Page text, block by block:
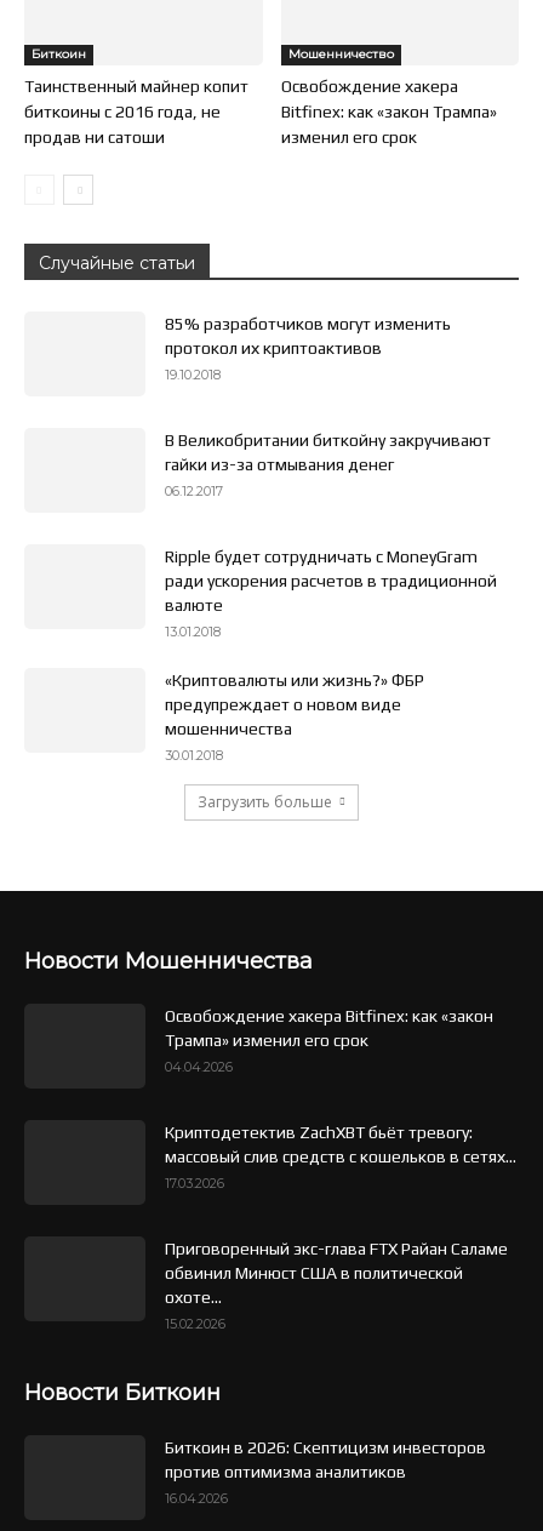
Биткоин
Таинственный майнер копит
биткоины с 2016 года, не
продав ни сатоши
Мошенничество
Освобождение хакера
Bitfinex: как «закон Трампа»
изменил его срок
Случайные статьи
85% разработчиков могут изменить
протокол их криптоактивов
19.10.2018
В Великобритании биткойну закручивают
гайки из-за отмывания денег
06.12.2017
Ripple будет сотрудничать с MoneyGram
ради ускорения расчетов в традиционной
валюте
13.01.2018
«Криптовалюты или жизнь?» ФБР
предупреждает о новом виде
мошенничества
30.01.2018
Загрузить больше
Новости Мошенничества
Освобождение хакера Bitfinex: как «закон
Трампа» изменил его срок
04.04.2026
Криптодетектив ZachXBT бьёт тревогу:
массовый слив средств с кошельков в сетях...
17.03.2026
Приговоренный экс-глава FTX Райан Саламе
обвинил Минюст США в политической
охоте...
15.02.2026
Новости Биткоин
Биткоин в 2026: Скептицизм инвесторов
против оптимизма аналитиков
16.04.2026